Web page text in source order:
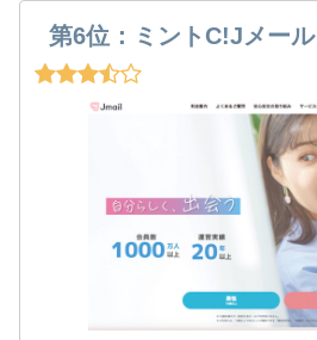
第6位：ミントC!Jメール